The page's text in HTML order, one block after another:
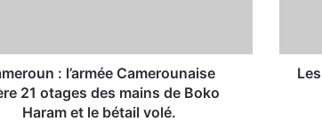
: l’armée Camerounaise
21 otages des mains de Boko
Haram et le bétail volé.